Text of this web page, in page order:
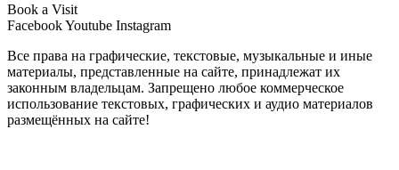
Book a Visit
FacebookYoutube Instagram
Все права на графические, текстовые, музыкальные и иные
материалы, представленные на сайте, принадлежат их
законным владельцам. Запрещено любое коммерческое
использование текстовых, графических и аудио материалов
размещённых на сайте!